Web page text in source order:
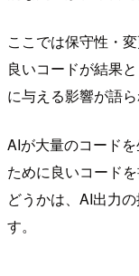
ここでは保守性・
良いコードが結果
に与える影響が語ら
AIが大量のコード
ために良いコード
どうかは、AI出力
す。